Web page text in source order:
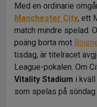
Med en ordinarie
Manchester City, ett
match mindre spelad.
poäng borta mot
tisdag, är titelracet
League-pokalen. Om
Vitality Stadium i
som spelas på söndag